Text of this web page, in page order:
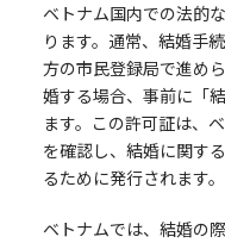
ベトナム国内での法的
ります。通常、結婚手
方の市民登録局で進め
婚する場合、事前に「
ます。この許可証は、
を確認し、結婚に関す
るために発行されます。
ベトナムでは、結婚の